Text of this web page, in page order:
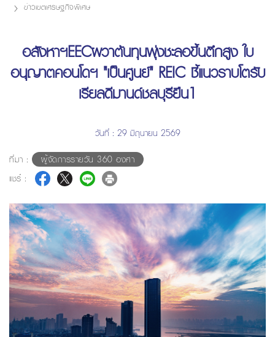
ข่าวเขตเศรษฐกิจพิเศษ
อสังหาฯEECผวาต้นทุนพุ่งชะลอขึ้นตึกสูง ใบ
อนุญาตคอนโดฯ "เป็นศูนย์" REIC ชี้แนวราบโตรับ
เรียลดีมานด์ชลบุรียืน1
วันที่ : 29 มิถุนายน 2569
ที่มา :
ผู้จัดการรายวัน 360 องศา
แชร์ :